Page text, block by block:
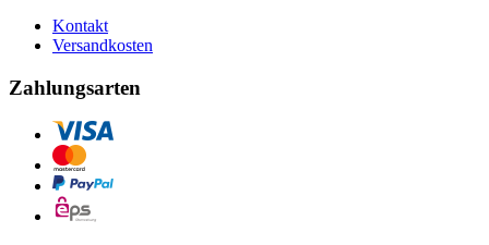
Kontakt
Versandkosten
Zahlungsarten